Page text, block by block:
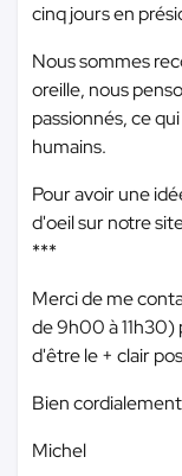
cinq jours en
Nous sommes
oreille, nous
passionnés, ce
humains.
Pour avoir une
d'oeil sur notre
***
Merci de me
de 9h00 à
d'être le + clair
Bien
Michel